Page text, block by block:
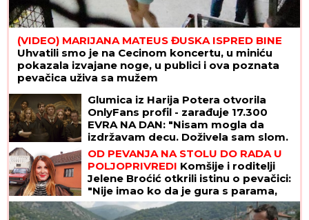
(VIDEO) MARIJANA MATEUS ĐUSKA ISPRED BINE
Uhvatili smo je na Cecinom koncertu, u miniću
pokazala izvajane noge, u publici i ova poznata
pevačica uživa sa mužem
Glumica iz Harija Potera otvorila
OnlyFans profil - zarađuje 17.300
EVRA NA DAN: "Nisam mogla da
izdržavam decu. Doživela sam slom.
A u supermarketu ne mogu da
radim, privlačim ogromnu pažnju"
OD PEVANJA NA STOLU DO RADA U
POLJOPRIVREDI Komšije i roditelji
Jelene Broćić otkrili istinu o pevačici:
"Nije imao ko da je gura s parama,
sve je sama postigla"